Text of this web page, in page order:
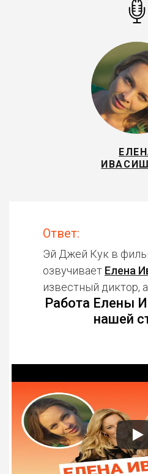
Ответ:
Эй Джей Кук в
озвучивает Елена
известный диктор,
Работа Елены
нашей